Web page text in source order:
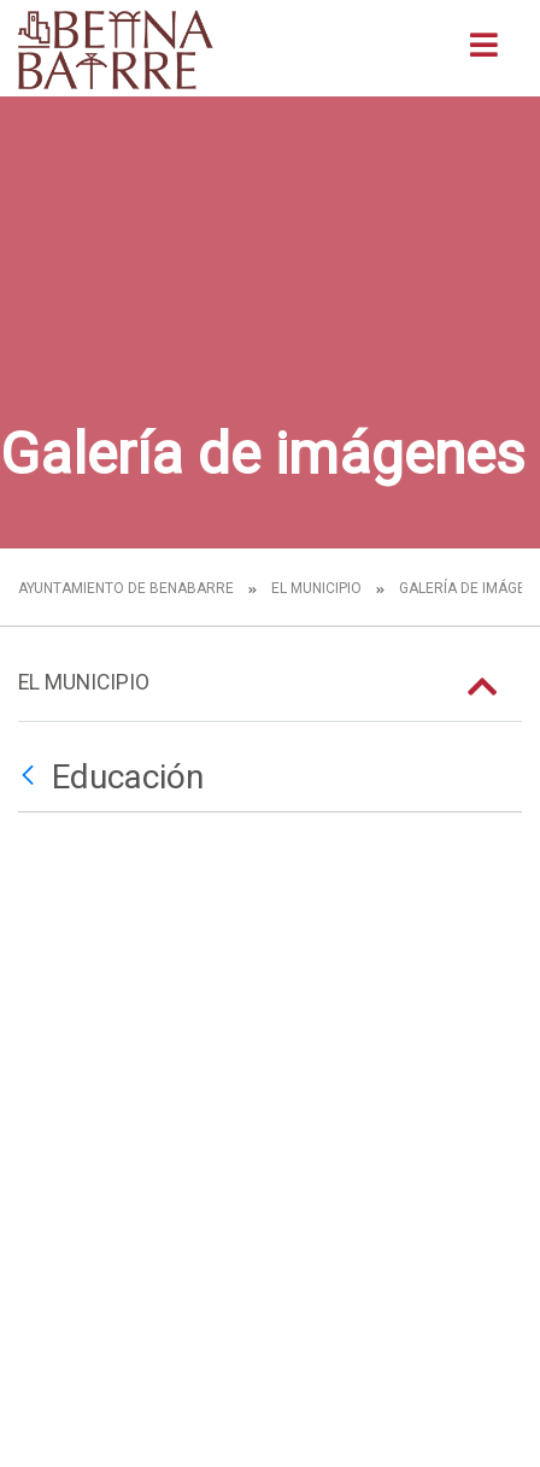
Galería de imágenes
AYUNTAMIENTO DE BENABARRE EL MUNICIPIO GALERÍA DE
EL MUNICIPIO
Educación